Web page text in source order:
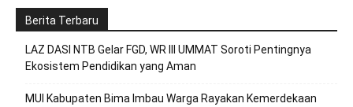
Berita Terbaru
LAZ DASI NTB Gelar FGD, WR III UMMAT Soroti Pentingnya
Ekosistem Pendidikan yang Aman
MUI Kabupaten Bima Imbau Warga Rayakan Kemerdekaan